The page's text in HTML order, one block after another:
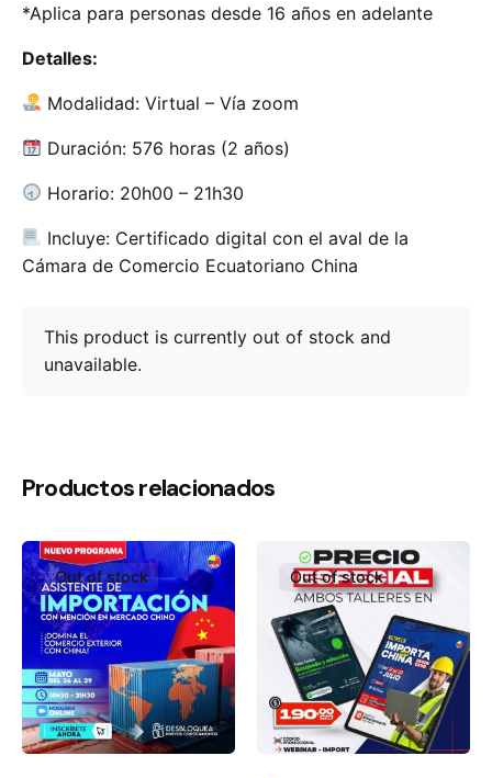
*Aplica para personas desde 16 años en adelante
Detalles:
Modalidad: Virtual – Vía zoom
Duración: 576 horas (2 años)
Horario: 20h00 – 21h30
Incluye: Certificado digital con el aval de la
Cámara de Comercio Ecuatoriano China
This product is currently out of stock and
unavailable.
Productos relacionados
Out of stock Out of stock